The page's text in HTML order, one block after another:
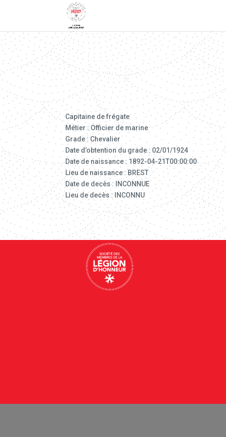
Capitaine de frégate
Métier : Officier de marine
Grade : Chevalier
Date d’obtention du grade : 02/01/1924
Date de naissance : 1892-04-21T00:00:00
Lieu de naissance : BREST
Date de decès : INCONNUE
Lieu de decès : INCONNU